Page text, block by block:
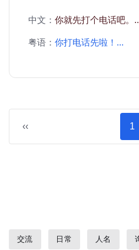
中文： 你就先打个电话吧。
粤语： 你打电话先啦！...
‹‹ 1
交流 日常 人名